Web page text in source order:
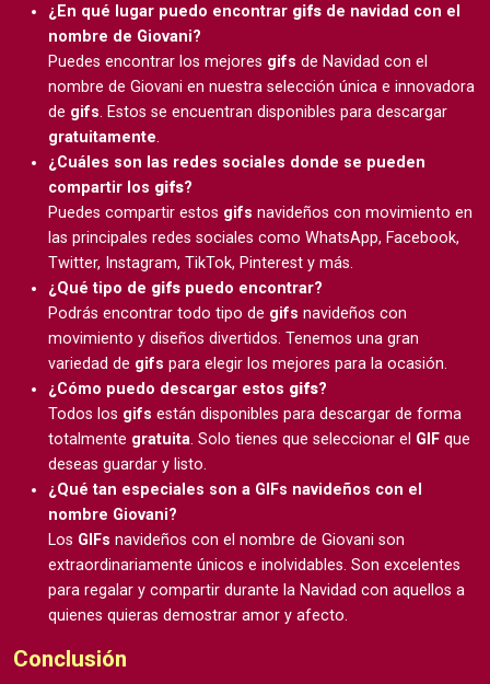
¿En qué lugar puedo encontrar gifs de navidad con el
nombre de Giovani?
Puedes encontrar los mejores gifs de Navidad con el
nombre de Giovani en nuestra selección única e innovadora
de gifs. Estos se encuentran disponibles para descargar
gratuitamente.
¿Cuáles son las redes sociales donde se pueden
compartir los gifs?
Puedes compartir estos gifs navideños con movimiento en
las principales redes sociales como WhatsApp, Facebook,
Twitter, Instagram, TikTok, Pinterest y más.
¿Qué tipo de gifs puedo encontrar?
Podrás encontrar todo tipo de gifs navideños con
movimiento y diseños divertidos. Tenemos una gran
variedad de gifs para elegir los mejores para la ocasión.
¿Cómo puedo descargar estos gifs?
Todos los gifs están disponibles para descargar de forma
totalmente gratuita. Solo tienes que seleccionar el GIF que
deseas guardar y listo.
¿Qué tan especiales son a GIFs navideños con el
nombre Giovani?
Los GIFs navideños con el nombre de Giovani son
extraordinariamente únicos e inolvidables. Son excelentes
para regalar y compartir durante la Navidad con aquellos a
quienes quieras demostrar amor y afecto.
Conclusión